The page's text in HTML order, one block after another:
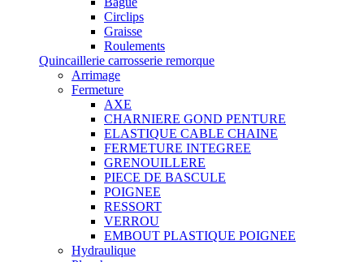
Circlips
Graisse
Roulements
Quincaillerie carrosserie remorque
Arrimage
Fermeture
AXE
CHARNIERE GOND PENTURE
ELASTIQUE CABLE CHAINE
FERMETURE INTEGREE
GRENOUILLERE
PIECE DE BASCULE
POIGNEE
RESSORT
VERROU
EMBOUT PLASTIQUE POIGNEE
Hydraulique